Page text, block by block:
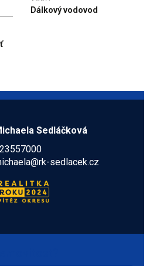
Dálkový vodovod
Sedláčková
sedlacek.cz